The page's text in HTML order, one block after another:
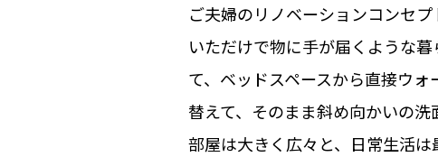
ご夫婦のリノベーションコンセ
いただけで物に手が届くような
て、ベッドスペースから直接ウ
替えて、そのまま斜め向かいの
部屋は大きく広々と、日常生活